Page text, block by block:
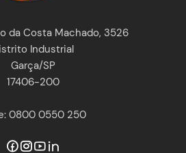
da Costa Machado, 3526
Industrial
Garça/SP
17406-200
0800 0550 250